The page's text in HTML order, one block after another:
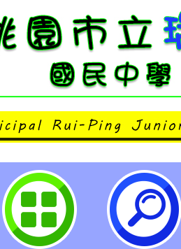
辦理第10屆紫絲帶
件日期自113年4
-桃園市立瑞坪國民